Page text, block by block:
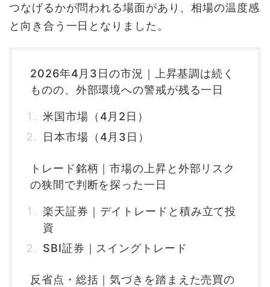
つなげるかが問われる場面があり、相場の温度感
と向き合う一日となりました。
2026年4月3日の市況｜上昇基調は続く
ものの、外部環境への警戒が残る一日
米国市場（4月2日）
日本市場（4月3日）
トレード銘柄｜市場の上昇と外部リスク
の狭間で判断を探った一日
楽天証券｜デイトレードと積み立て投
資
SBI証券｜スイングトレード
反省点・総括｜気づきを踏まえた売買の